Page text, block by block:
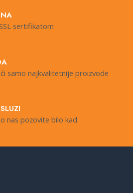
sertifikatom
samo najkvalitetnije proizvode
nas pozovite bilo kad.